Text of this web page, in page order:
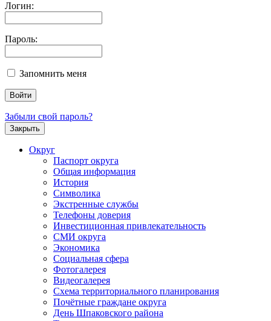
Логин:
Пароль:
Запомнить меня
Забыли свой пароль?
Закрыть
Округ
Паспорт округа
Общая информация
История
Символика
Экстренные службы
Телефоны доверия
Инвестиционная привлекательность
СМИ округа
Экономика
Социальная сфера
Фотогалерея
Видеогалерея
Схема территориального планирования
Почётные граждане округа
День Шпаковского района